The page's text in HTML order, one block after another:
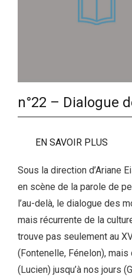
n°22 – Dialogue
EN SAVOIR PLUS
Sous la direction d’Ariane
en scène de la parole de
l’au-delà, le dialogue des
mais récurrente de la
trouve pas seulement au
(Fontenelle, Fénelon), mais
(Lucien) jusqu’à nos jours